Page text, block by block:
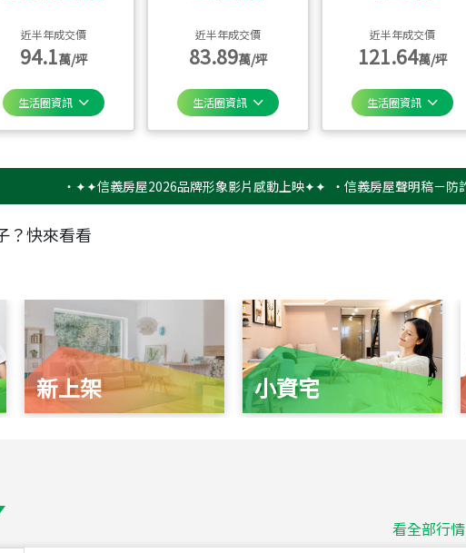
近半年成交價
94.1萬/坪
生活圈資訊
近半年成交價
83.89萬/坪
生活圈資訊
近半年成交價
121.64萬/坪
生活圈資訊
✦✦信義房屋2026品牌形象影片感動上映✦✦ ‧信義房屋聲明稿－防詐騙提醒
？快來看看
新上架 小資宅
看全部行情
台北市中山區長春路